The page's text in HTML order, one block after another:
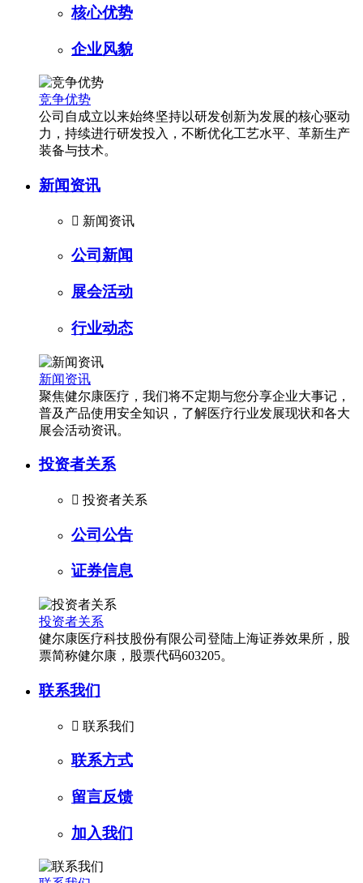
核心优势
企业风貌
竞争优势
公司自成立以来始终坚持以研发创新为发展的核心驱动
力，持续进行研发投入，不断优化工艺水平、革新生产
装备与技术。
新闻资讯
 新闻资讯
公司新闻
展会活动
行业动态
新闻资讯
聚焦健尔康医疗，我们将不定期与您分享企业大事记，
普及产品使用安全知识，了解医疗行业发展现状和各大
展会活动资讯。
投资者关系
 投资者关系
公司公告
证券信息
投资者关系
健尔康医疗科技股份有限公司登陆上海证券效果所，股
票简称健尔康，股票代码603205。
联系我们
 联系我们
联系方式
留言反馈
加入我们